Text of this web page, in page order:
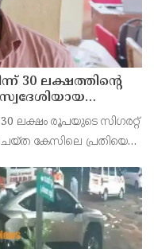
30 ലക്ഷത്തിന്റെ
ലക്ഷം രൂപയുടെ സിഗരറ്റ്
കേസിലെ പ്രതിയെ